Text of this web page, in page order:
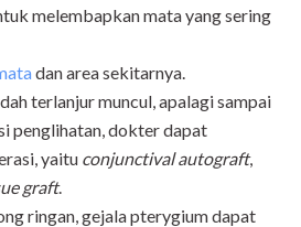
melembapkan mata yang sering
dan area sekitarnya.
terlanjur muncul, apalagi sampai
penglihatan, dokter dapat
yaitu conjunctival autograft,
graft.
ringan, gejala pterygium dapat